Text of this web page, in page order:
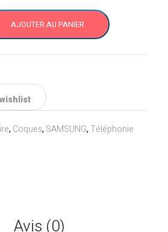
AJOUTER AU PANIER
, Coques, SAMSUNG,Téléphonie
Avis (0)